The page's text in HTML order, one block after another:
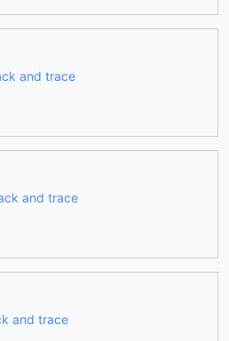
and trace
and trace
and trace